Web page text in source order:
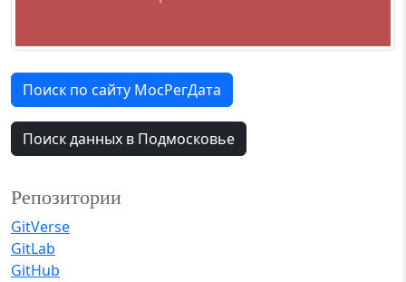
Поиск по сайту МосРегДата
Поиск данных в Подмосковье
Репозитории
GitVerse
GitLab
GitHub